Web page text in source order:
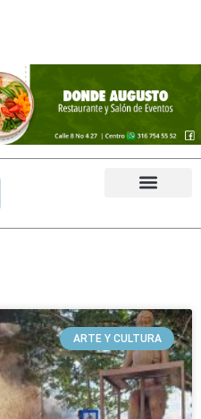
ARTE Y CULTURA